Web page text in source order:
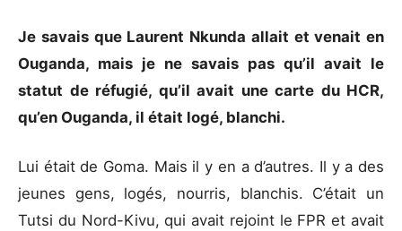
Je savais que Laurent Nkunda allait et venait en
Ouganda, mais je ne savais pas qu’il avait le
statut de réfugié, qu’il avait une carte du HCR,
qu’en Ouganda, il était logé, blanchi.
Lui était de Goma. Mais il y en a d’autres. Il y a des
jeunes gens, logés, nourris, blanchis. C’était un
Tutsi du Nord-Kivu, qui avait rejoint le FPR et avait